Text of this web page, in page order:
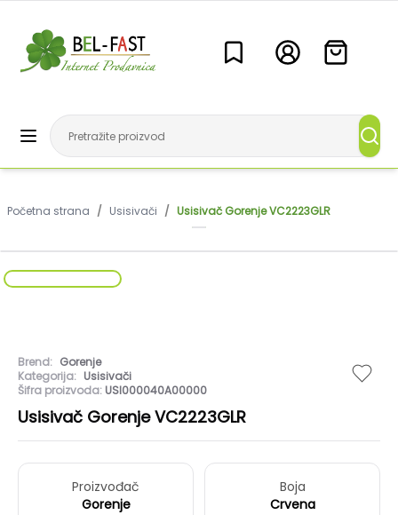
Početna strana / Usisivači / Usisivač Gorenje VC2223GLR
Brend: Gorenje
Kategorija: Usisivači
Šifra proizvoda: USI000040A00000
Usisivač Gorenje VC2223GLR
Proizvođač
Gorenje
Boja
Crvena